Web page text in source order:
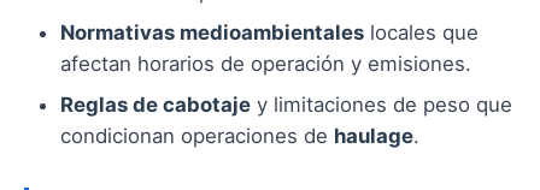
Normativas medioambientales locales que
afectan horarios de operación y emisiones.
Reglas de cabotaje y limitaciones de peso que
condicionan operaciones de haulage.